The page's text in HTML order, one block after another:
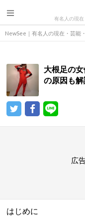
有名人の現
NewSee｜有名人の現在・芸能
大根足の
の原因も解
広
はじめに